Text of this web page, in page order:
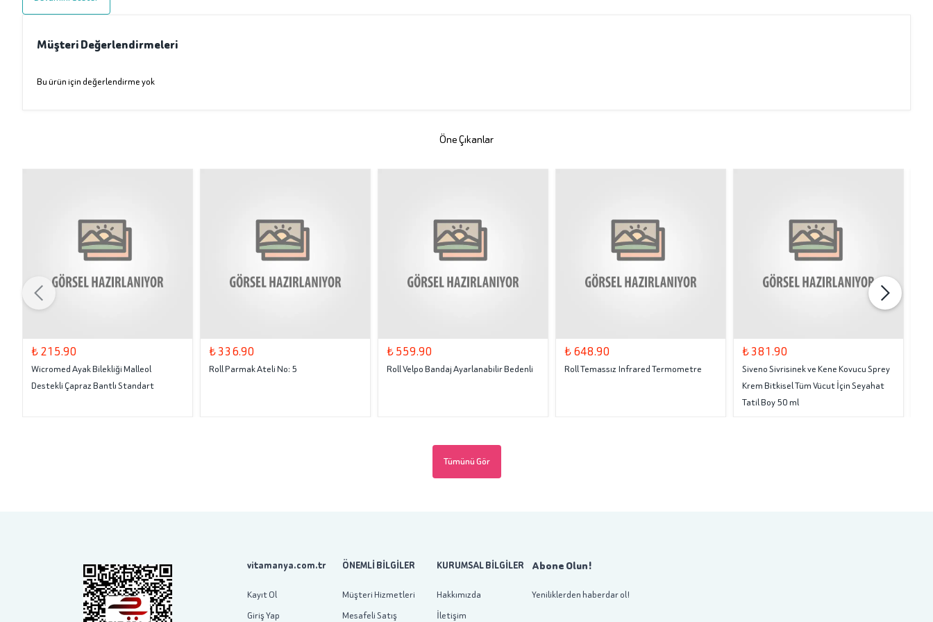
Müşteri Değerlendirmeleri
Bu ürün için değerlendirme yok
Öne Çıkanlar
₺ 215.90
Wicromed Ayak Bilekliği Malleol
Destekli Çapraz Bantlı Standart
₺ 336.90
Roll Parmak Ateli No: 5
₺ 559.90
Roll Velpo Bandaj Ayarlanabilir Bedenli
₺ 648.90
Roll Temassız Infrared Termometre
₺ 381.90
Siveno Sivrisinek ve Kene Kovucu Sprey
Krem Bitkisel Tüm Vücut İçin Seyahat
Tatil Boy 50 ml
Tümünü Gör
vitamanya.com.tr
Kayıt Ol
Giriş Yap
ÖNEMLİ BİLGİLER
Müşteri Hizmetleri
Mesafeli Satış
KURUMSAL BİLGİLER
Hakkımızda
İletişim
Abone Olun!
Yeniliklerden haberdar ol!